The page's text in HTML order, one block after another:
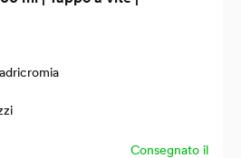
Consegnato il